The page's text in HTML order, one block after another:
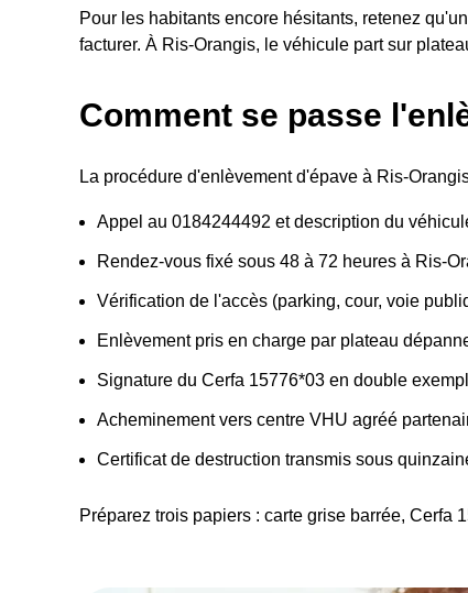
Pour les habitants encore hésitants, retenez qu'un
facturer. À Ris-Orangis, le véhicule part sur
Comment se passe
La procédure d'enlèvement d'épave à Ris-
Appel au 0184244492 et description du
Rendez-vous fixé sous 48 à 72 heures à Ris-
Vérification de l'accès (parking, cour, voie
Enlèvement pris en charge par plateau
Signature du Cerfa 15776*03 en double
Acheminement vers centre VHU agréé
Certificat de destruction transmis sous
Préparez trois papiers : carte grise barrée, Cerfa